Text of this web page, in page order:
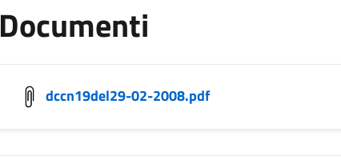
Documenti
dccn19del29-02-2008.pdf